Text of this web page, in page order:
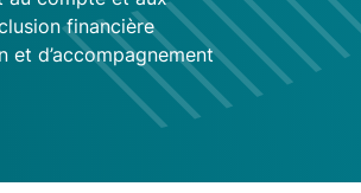
financière
et d’accompagnement